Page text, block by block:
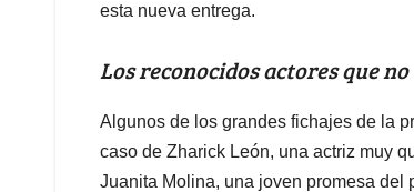
esta nueva entrega.
Los reconocidos actores que
Algunos de los grandes fichajes de la
caso de Zharick León, una actriz muy
Juanita Molina, una joven promesa del